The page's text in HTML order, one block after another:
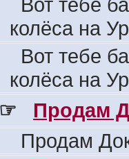
колёса на
Вот тебе
колёса на
Продам
Продам